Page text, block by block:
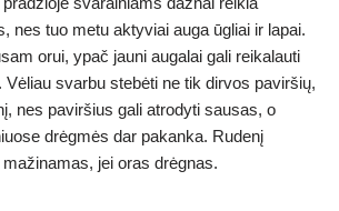
nes tuo metu aktyviai auga ūgliai ir lapai.
orui, ypač jauni augalai gali reikalauti
Vėliau svarbu stebėti ne tik dirvos paviršių,
nes paviršius gali atrodyti sausas, o
drėgmės dar pakanka. Rudenį
jei oras drėgnas.